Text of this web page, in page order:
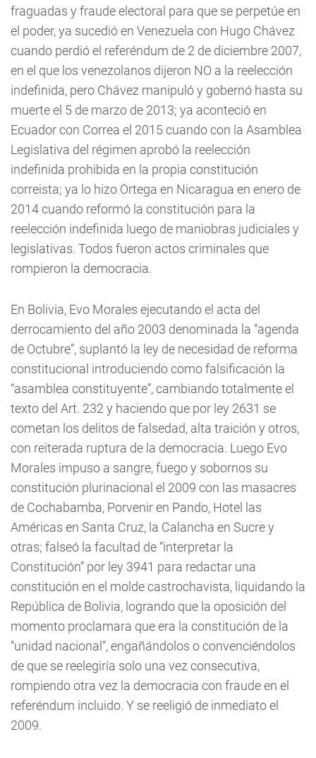
fraguadas y fraude electoral para que se perpetúe en
el poder, ya sucedió en Venezuela con Hugo Chávez
cuando perdió el referéndum de 2 de diciembre 2007,
en el que los venezolanos dijeron NO a la reelección
indefinida, pero Chávez manipuló y gobernó hasta su
muerte el 5 de marzo de 2013; ya aconteció en
Ecuador con Correa el 2015 cuando con la Asamblea
Legislativa del régimen aprobó la reelección
indefinida prohibida en la propia constitución
correista; ya lo hizo Ortega en Nicaragua en enero de
2014 cuando reformó la constitución para la
reelección indefinida luego de maniobras judiciales y
legislativas. Todos fueron actos criminales que
rompieron la democracia.
En Bolivia, Evo Morales ejecutando el acta del
derrocamiento del año 2003 denominada la “agenda
de Octubre”, suplantó la ley de necesidad de reforma
constitucional introduciendo como falsificación la
“asamblea constituyente”, cambiando totalmente el
texto del Art. 232 y haciendo que por ley 2631 se
cometan los delitos de falsedad, alta traición y otros,
con reiterada ruptura de la democracia. Luego Evo
Morales impuso a sangre, fuego y sobornos su
constitución plurinacional el 2009 con las masacres
de Cochabamba, Porvenir en Pando, Hotel las
Américas en Santa Cruz, la Calancha en Sucre y
otras; falseó la facultad de “interpretar la
Constitución” por ley 3941 para redactar una
constitución en el molde castrochavista, liquidando la
República de Bolivia, logrando que la oposición del
momento proclamara que era la constitución de la
“unidad nacional”, engañándolos o convenciéndolos
de que se reelegiría solo una vez consecutiva,
rompiendo otra vez la democracia con fraude en el
referéndum incluido. Y se reeligió de inmediato el
2009.